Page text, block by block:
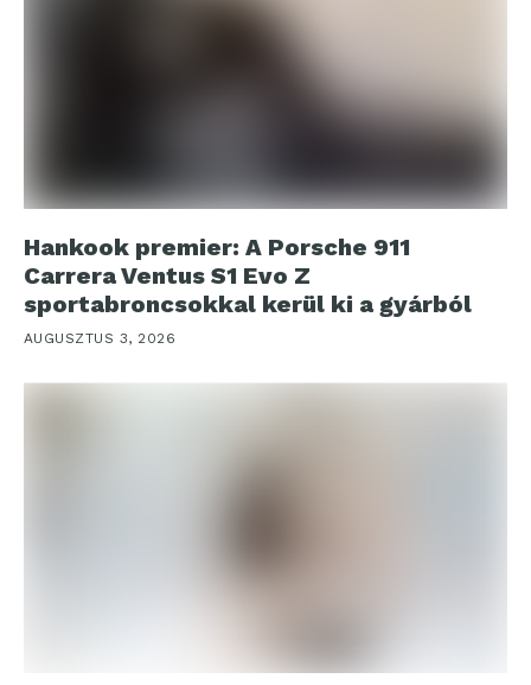
Hankook premier: A Porsche 911
Carrera Ventus S1 Evo Z
sportabroncsokkal kerül ki a gyárból
AUGUSZTUS 3, 2026